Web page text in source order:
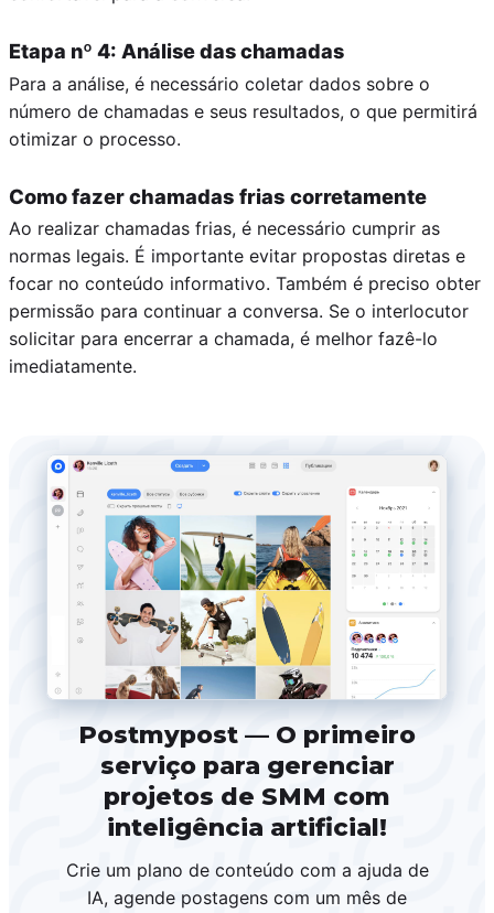
Etapa nº 4: Análise das chamadas
Para a análise, é necessário coletar dados sobre o
número de chamadas e seus resultados, o que permitirá
otimizar o processo.
Como fazer chamadas frias corretamente
Ao realizar chamadas frias, é necessário cumprir as
normas legais. É importante evitar propostas diretas e
focar no conteúdo informativo. Também é preciso obter
permissão para continuar a conversa. Se o interlocutor
solicitar para encerrar a chamada, é melhor fazê-lo
imediatamente.
Postmypost — O primeiro
serviço para gerenciar
projetos de SMM com
inteligência artificial!
Crie um plano de conteúdo com a ajuda de
IA, agende postagens com um mês de